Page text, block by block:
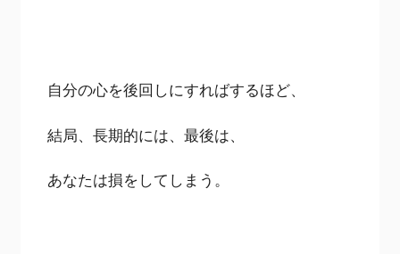
自分の心を後回しにすればするほど、
結局、長期的には、最後は、
あなたは損をしてしまう。